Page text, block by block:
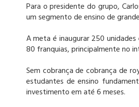
Para o presidente do grupo,
um segmento de ensino de
A meta é inaugurar 250
80 franquias, principalmente no
Sem cobrança de cobrança de
estudantes de ensino
investimento em até 6 meses.